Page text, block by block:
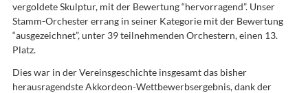
vergoldete Skulptur, mit der Bewertung “hervorragend”. Unser
Stamm-Orchester errang in seiner Kategorie mit der Bewertung
“ausgezeichnet”, unter 39 teilnehmenden Orchestern, einen 13.
Platz.
Dies war in der Vereinsgeschichte insgesamt das bisher
herausragendste Akkordeon-Wettbewerbsergebnis, dank der